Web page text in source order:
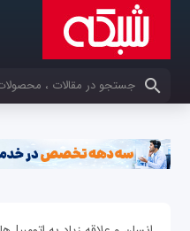
کلمات کلیدی خود را وارد کنید